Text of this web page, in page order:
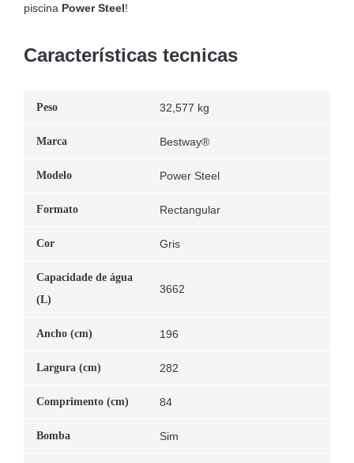
piscina Power Steel!
Características tecnicas
Peso 32,577 kg
Marca Bestway®
Modelo Power Steel
Formato Rectangular
Cor Gris
Capacidade de água
(L)
3662
Ancho (cm) 196
Largura (cm) 282
Comprimento (cm) 84
Bomba Sim